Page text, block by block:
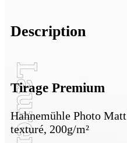
Description
Tirage Premium
Hahnemühle Photo
texturé, 200g/m²